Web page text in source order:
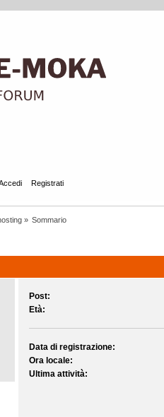
Registrati
» Sommario
Post:
Età:
Data di registrazione:
Ora locale:
Ultima attività: